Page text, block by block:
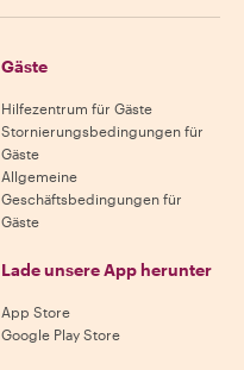
Gäste
Hilfezentrum für Gäste
Stornierungsbedingungen für
Gäste
Allgemeine
Geschäftsbedingungen für
Gäste
Lade unsere App herunter
App Store
Google Play Store